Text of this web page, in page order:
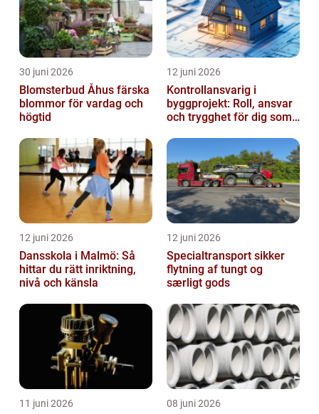
30 juni 2026
Blomsterbud Åhus färska
blommor för vardag och
högtid
12 juni 2026
Kontrollansvarig i
byggprojekt: Roll, ansvar
och trygghet för dig som
12 juni 2026
Dansskola i Malmö: Så
hittar du rätt inriktning,
nivå och känsla
12 juni 2026
Specialtransport sikker
flytning af tungt og
særligt gods
11 juni 2026 08 juni 2026